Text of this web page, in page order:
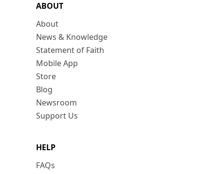
ABOUT
About
News & Knowledge
Statement of Faith
Mobile App
Store
Blog
Newsroom
Support Us
HELP
FAQs